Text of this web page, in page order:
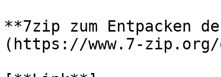
**7zip zum Entpacken
(https://www.7-zip.org/